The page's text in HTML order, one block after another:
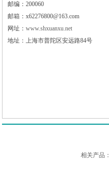
邮编：200060
邮箱：x62276800@163.com
网址： www.shxuanxu.net
地址：上海市普陀区安远路84号
相关产品：